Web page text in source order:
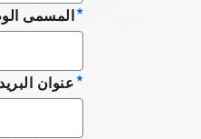
المسمى
عنوان